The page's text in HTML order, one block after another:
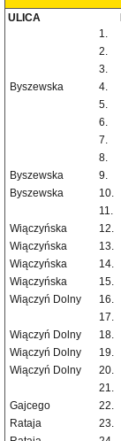
ULICA
1.
2.
3.
Byszewska
4.
5.
6.
7.
8.
Byszewska
9.
Byszewska
10.
11.
Wiączyńska
12.
Wiączyńska
13.
Wiączyńska
14.
Wiączyńska
15.
Wiączyń Dolny
16.
17.
Wiączyń Dolny
18.
Wiączyń Dolny
19.
Wiączyń Dolny
20.
21.
Gajcego
22.
Rataja
23.